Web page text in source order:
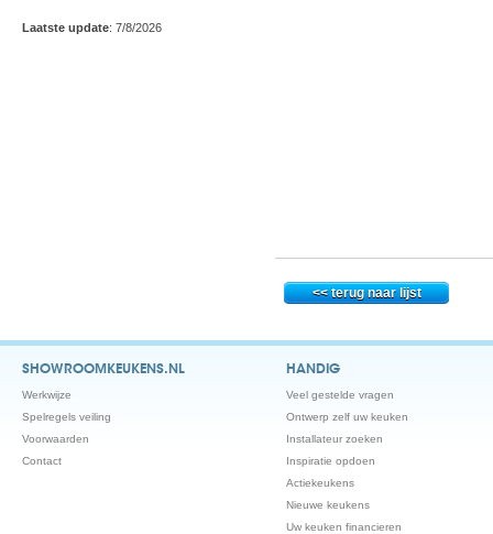
Laatste update: 7/8/2026
SHOWROOMKEUKENS.NL
Werkwijze
Spelregels veiling
Voorwaarden
Contact
HANDIG
Veel gestelde vragen
Ontwerp zelf uw keuken
Installateur zoeken
Inspiratie opdoen
Actiekeukens
Nieuwe keukens
Uw keuken financieren